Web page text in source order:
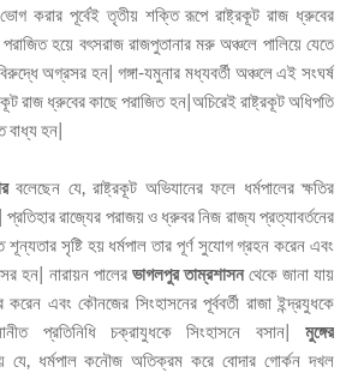
করার পূর্বেই তৃতীয় শক্তি রূপে রাষ্ট্রকূট রাজ ধ্রুবের
হয়ে বৎসরাজ রাজপুতানার মরু অঞ্চলে পালিয়ে যেতে
অগ্রসর হন| গঙ্গা-যমুনার মধ্যবর্তী অঞ্চলে এই সংঘর্ষ
রাজ ধ্রুবের কাছে পরাজিত হন|অচিরেই রাষ্ট্রকূট অধিপতি
বাধ্য হন|
বলেছেন যে, রাষ্ট্রকূট অভিযানের ফলে ধর্মপালের ক্ষতির
রাজ্যের পরাজয় ও ধ্রুবর নিজ রাজ্য প্রত্যাবর্তনের
সৃষ্টি হয় ধর্মপাল তার পূর্ণ সুযোগ গ্রহন করেন এবং
হন| নারায়ন পালের ভাগলপুর তাম্রশাসনথেকে জানা যায়
এবং কৌনজের সিংহাসনের পূর্ববর্তী রাজা ইন্দ্রযুধকে
প্রতিনিধি চক্রাযুধকে সিংহাসনে বসান| মুঙ্গের
যে, ধর্মপাল কনৌজ অতিক্রম করে বোদার গোর্কন দখল